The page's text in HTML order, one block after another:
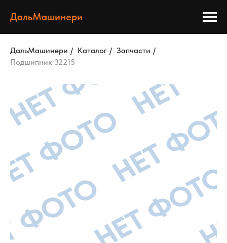
ДальМашинери
ДальМашинери / Каталог / Запчасти /
Подшипник 32215